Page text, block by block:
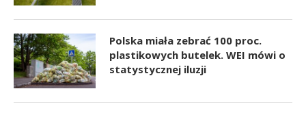
Polska miała zebrać 100 proc.
plastikowych butelek. WEI mówi o
statystycznej iluzji